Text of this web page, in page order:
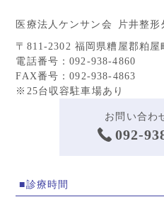
医療法人ケンサン会 片井整形
〒811-2302 福岡県糟屋郡粕屋
電話番号：092-938-4860
FAX番号：092-938-4863
※25台収容駐車場あり
お問い合わ
092-
■診療時間